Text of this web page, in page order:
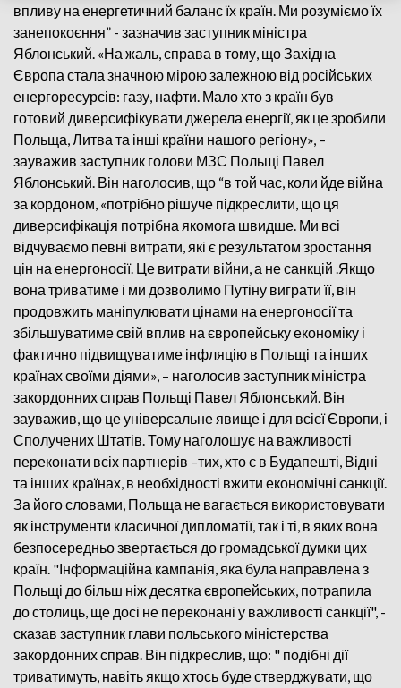
впливу на енергетичний баланс їх країн. Ми розуміємо їх
занепокоєння” - зазначив заступник міністра
Яблонський. «На жаль, справа в тому, що Західна
Європа стала значною мірою залежною від російських
енергоресурсів: газу, нафти. Мало хто з країн був
готовий диверсифікувати джерела енергії, як це зробили
Польща, Литва та інші країни нашого регіону», –
зауважив заступник голови МЗС Польщі Павел
Яблонський. Він наголосив, що “в той час, коли йде війна
за кордоном, «потрібно рішуче підкреслити, що ця
диверсифікація потрібна якомога швидше. Ми всі
відчуваємо певні витрати, які є результатом зростання
цін на енергоносії. Це витрати війни, а не санкцій .Якщо
вона триватиме і ми дозволимо Путіну виграти її, він
продовжить маніпулювати цінами на енергоносії та
збільшуватиме свій вплив на європейську економіку і
фактично підвищуватиме інфляцію в Польщі та інших
країнах своїми діями», – наголосив заступник міністра
закордонних справ Польщі Павел Яблонський. Він
зауважив, що це універсальне явище і для всієї Європи, і
Сполучених Штатів. Тому наголошує на важливості
переконати всіх партнерів –тих, хто є в Будапешті, Відні
та інших країнах, в необхідності вжити економічні санкції.
За його словами, Польща не вагається використовувати
як інструменти класичної дипломатії, так і ті, в яких вона
безпосередньо звертається до громадської думки цих
країн. "Інформаційна кампанія, яка була направлена з
Польщі до більш ніж десятка європейських, потрапила
до столиць, ще досі не переконані у важливості санкції", -
сказав заступник глави польського міністерства
закордонних справ. Він підкреслив, що: " подібні дії
триватимуть, навіть якщо хтось буде стверджувати, що